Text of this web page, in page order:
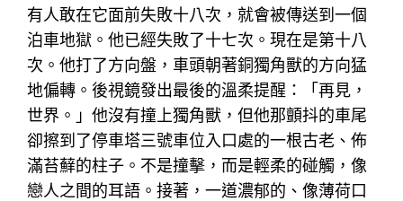
有人敢在它面前失敗十八次，就會被傳送到一個
泊車地獄。他已經失敗了十七次。現在是第十八
次。他打了方向盤，車頭朝著銅獨角獸的方向猛
地偏轉。後視鏡發出最後的溫柔提醒：「再見，
世界。」他沒有撞上獨角獸，但他那顫抖的車尾
卻擦到了停車塔三號車位入口處的一根古老、佈
滿苔蘚的柱子。不是撞擊，而是輕柔的碰觸，像
戀人之間的耳語。接著，一道濃郁的、像薄荷口